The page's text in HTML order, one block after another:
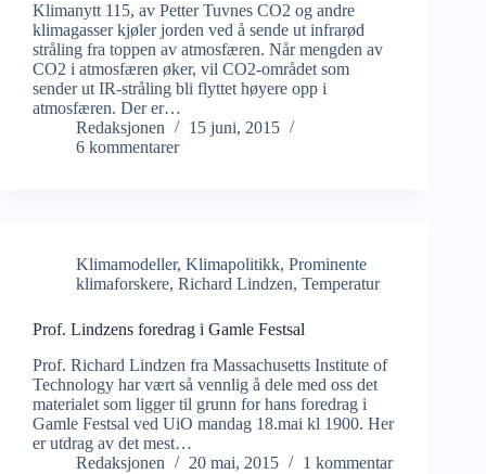
Klimanytt 115, av Petter Tuvnes CO2 og andre
klimagasser kjøler jorden ved å sende ut infrarød
stråling fra toppen av atmosfæren. Når mengden av
CO2 i atmosfæren øker, vil CO2-området som
sender ut IR-stråling bli flyttet høyere opp i
atmosfæren. Der er…
Redaksjonen
15 juni, 2015
6 kommentarer
Klimamodeller, Klimapolitikk, Prominente
klimaforskere, Richard Lindzen, Temperatur
Prof. Lindzens foredrag i Gamle Festsal
Prof. Richard Lindzen fra Massachusetts Institute of
Technology har vært så vennlig å dele med oss det
materialet som ligger til grunn for hans foredrag i
Gamle Festsal ved UiO mandag 18.mai kl 1900. Her
er utdrag av det mest…
Redaksjonen
20 mai, 2015 1 kommentar